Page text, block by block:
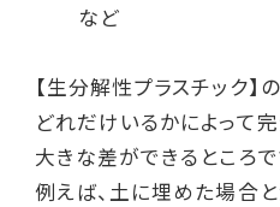
など
【生分解性プラスチック】
どれだけいるかによって
大きな差ができるところで
例えば、土に埋めた場合